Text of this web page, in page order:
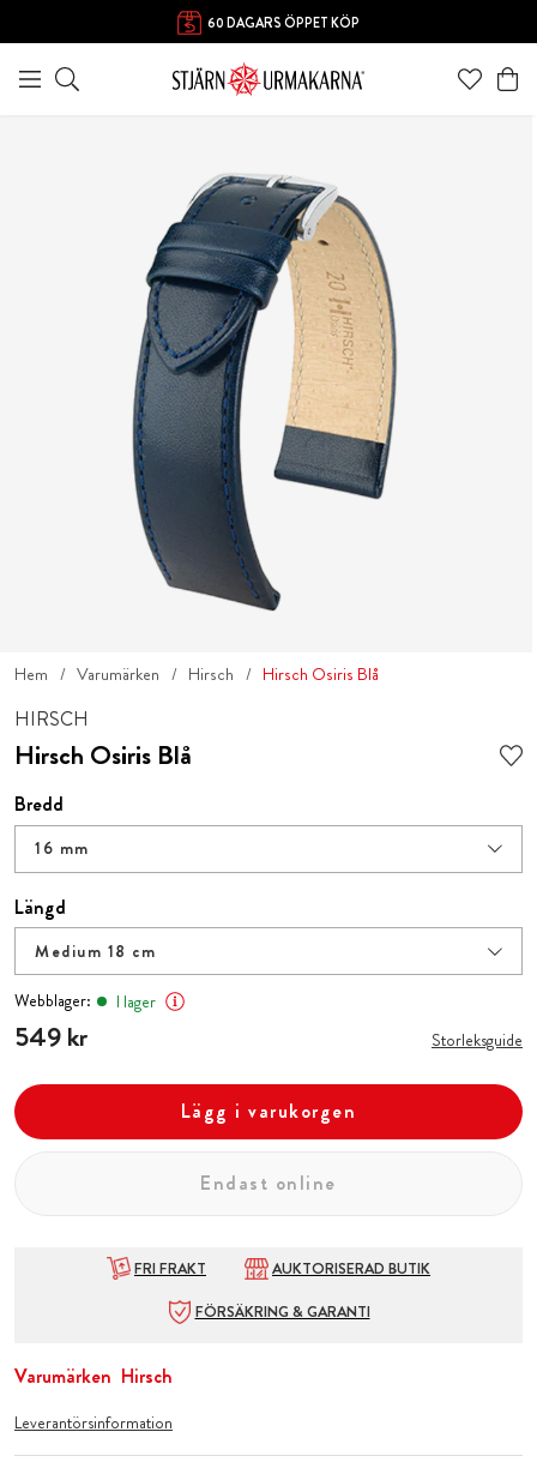
60 DAGARS ÖPPET KÖP
Hem Varumärken Hirsch Hirsch Osiris Blå
HIRSCH
Hirsch Osiris Blå
Bredd
16 mm
Längd
Medium 18 cm
Webblager: I lager
Pris :549 kr
549 kr Storleksguide
Lägg i varukorgen
Endast online
FRI FRAKT
AUKTORISERAD BUTIK
FÖRSÄKRING & GARANTI
Varumärken Hirsch
Leverantörsinformation